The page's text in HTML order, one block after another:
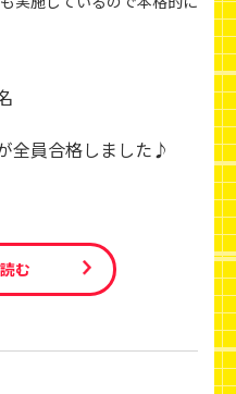
全員合格しました♪
む